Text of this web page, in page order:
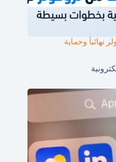
وحماية